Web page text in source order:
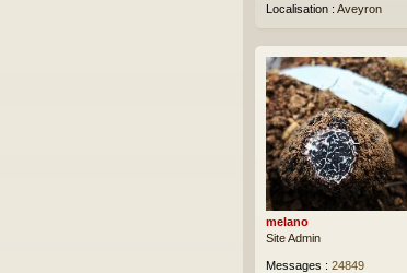
Localisation : Aveyron
melano
Site Admin
Messages : 24849